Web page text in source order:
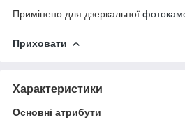
Примінено для дзеркальної
Приховати
Характеристики
Основні атрибути